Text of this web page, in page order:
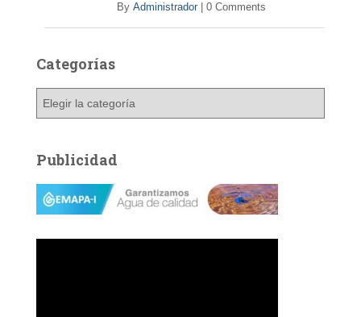
By Administrador 0 Comments
Categorías
g
o
a
Publicidad